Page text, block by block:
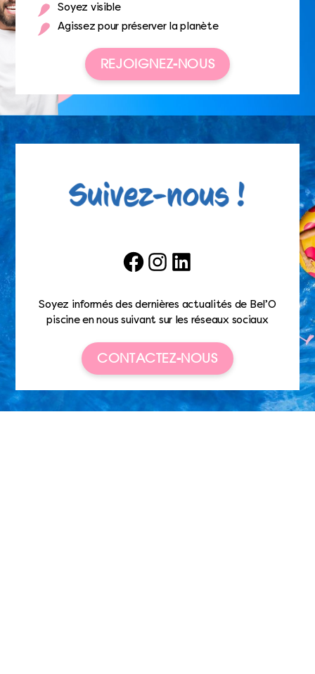
Soyez visible
Agissez pour préserver la planète
REJOIGNEZ-NOUS
FacebookInstagramLinkedIn
Soyez informés des dernières actualités de Bel’O
piscine en nous suivant sur les réseaux sociaux
CONTACTEZ-NOUS